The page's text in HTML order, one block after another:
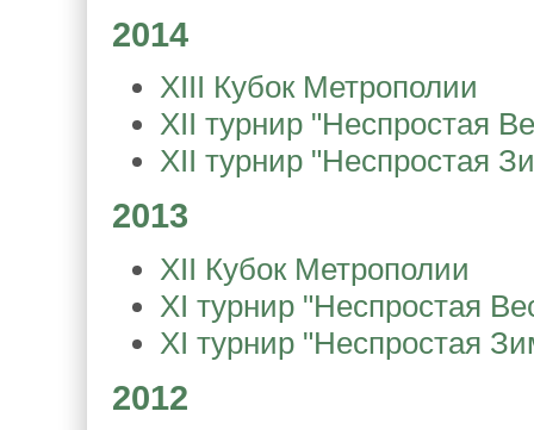
2014
XIII Кубок Метрополии
XII турнир "Неспростая
XII турнир "Неспростая
2013
XII Кубок Метрополии
XI турнир "Неспростая
XI турнир "Неспростая
2012